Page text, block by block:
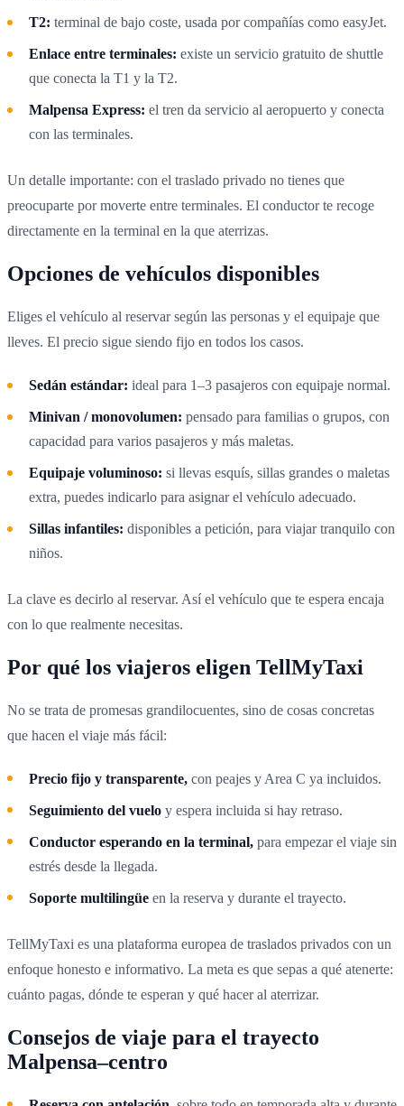
T2: terminal de bajo coste, usada por compañías como easyJet.
Enlace entre terminales: existe un servicio gratuito de shuttle
que conecta la T1 y la T2.
Malpensa Express: el tren da servicio al aeropuerto y conecta
con las terminales.
Un detalle importante: con el traslado privado no tienes que
preocuparte por moverte entre terminales. El conductor te recoge
directamente en la terminal en la que aterrizas.
Opciones de vehículos disponibles
Eliges el vehículo al reservar según las personas y el equipaje que
lleves. El precio sigue siendo fijo en todos los casos.
Sedán estándar: ideal para 1–3 pasajeros con equipaje normal.
Minivan / monovolumen: pensado para familias o grupos, con
capacidad para varios pasajeros y más maletas.
Equipaje voluminoso: si llevas esquís, sillas grandes o maletas
extra, puedes indicarlo para asignar el vehículo adecuado.
Sillas infantiles: disponibles a petición, para viajar tranquilo con
niños.
La clave es decirlo al reservar. Así el vehículo que te espera encaja
con lo que realmente necesitas.
Por qué los viajeros eligen TellMyTaxi
No se trata de promesas grandilocuentes, sino de cosas concretas
que hacen el viaje más fácil:
Precio fijo y transparente, con peajes y Area C ya incluidos.
Seguimiento del vuelo y espera incluida si hay retraso.
Conductor esperando en la terminal, para empezar el viaje sin
estrés desde la llegada.
Soporte multilingüe en la reserva y durante el trayecto.
TellMyTaxi es una plataforma europea de traslados privados con un
enfoque honesto e informativo. La meta es que sepas a qué atenerte:
cuánto pagas, dónde te esperan y qué hacer al aterrizar.
Consejos de viaje para el trayecto
Malpensa–centro